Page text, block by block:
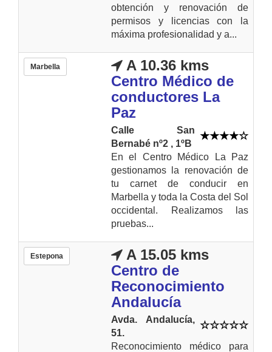
obtención y renovación de
permisos y licencias con la
máxima profesionalidad y a...
Marbella
A 10.36 kms
Centro Médico de
conductores La
Paz
Calle San
Bernabé nº2 , 1ºB
En el Centro Médico La Paz
gestionamos la renovación de
tu carnet de conducir en
Marbella y toda la Costa del Sol
occidental. Realizamos las
pruebas...
Estepona
A 15.05 kms
Centro de
Reconocimiento
Andalucía
Avda. Andalucía,
51.
Reconocimiento médico para